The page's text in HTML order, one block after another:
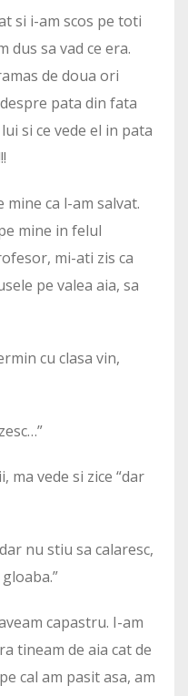
si i-am scos pe toti
dus sa vad ce era.
de doua ori
pata din fata
si ce vede el in pata
ca l-am salvat.
mine in felul
mi-ati zis ca
pe valea aia, sa
cu clasa vin,
ma vede si zice “dar
nu stiu sa calaresc,
capastru. I-am
tineam de aia cat de
cal am pasit asa, am